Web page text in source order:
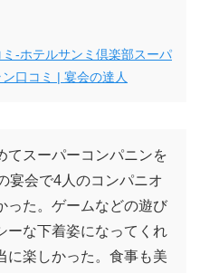
-ホテルサンミ倶楽部スーパ
口コミ | 宴会の達人
てスーパーコンパニンを
宴会で4人のコンパニオ
った。ゲームなどの遊び
ーな下着姿になってくれ
に楽しかった。食事も美